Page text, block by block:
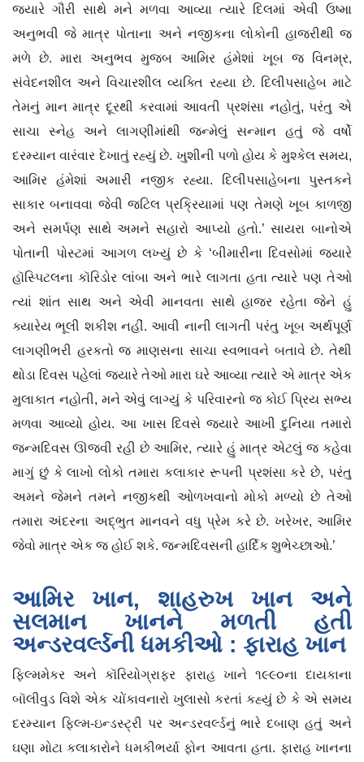
જ્યારે ગૌરી સાથે મને મળવા આવ્યા ત્યારે દિલમાં એવી ઉષ્મા
અનુભવી જે માત્ર પોતાના અને નજીકના લોકોની હાજરીથી જ
મળે છે. મારા અનુભવ મુજબ આમિર હંમેશાં ખૂબ જ વિનમ્ર,
સંવેદનશીલ અને વિચારશીલ વ્યક્તિ રહ્યા છે. દિલીપસાહેબ માટે
તેમનું માન માત્ર દૂરથી કરવામાં આવતી પ્રશંસા નહોતું, પરંતુ એ
સાચા સ્નેહ અને લાગણીમાંથી જન્મેલું સન્માન હતું જે વર્ષો
દરમ્યાન વારંવાર દેખાતું રહ્યું છે. ખુશીની પળો હોય કે મુશ્કેલ સમય,
આમિર હંમેશાં અમારી નજીક રહ્યા. દિલીપસાહેબના પુસ્તકને
સાકાર બનાવવા જેવી જટિલ પ્રક્રિયામાં પણ તેમણે ખૂબ કાળજી
અને સમર્પણ સાથે અમને સહારો આપ્યો હતો.’ સાયરા બાનોએ
પોતાની પોસ્ટમાં આગળ લખ્યું છે કે ‘બીમારીના દિવસોમાં જ્યારે
હૉસ્પિટલના કૉરિડોર લાંબા અને ભારે લાગતા હતા ત્યારે પણ તેઓ
ત્યાં શાંત સાથ અને એવી માનવતા સાથે હાજર રહેતા જેને હું
ક્યારેય ભૂલી શકીશ નહીં. આવી નાની લાગતી પરંતુ ખૂબ અર્થપૂર્ણ
લાગણીભરી હરકતો જ માણસના સાચા સ્વભાવને બતાવે છે. તેથી
થોડા દિવસ પહેલાં જ્યારે તેઓ મારા ઘરે આવ્યા ત્યારે એ માત્ર એક
મુલાકાત નહોતી, મને એવું લાગ્યું કે પરિવારનો જ કોઈ પ્રિય સભ્ય
મળવા આવ્યો હોય. આ ખાસ દિવસે જ્યારે આખી દુનિયા તમારો
જન્મદિવસ ઊજવી રહી છે આમિર, ત્યારે હું માત્ર એટલું જ કહેવા
માગું છું કે લાખો લોકો તમારા કલાકાર રૂપની પ્રશંસા કરે છે, પરંતુ
અમને જેમને તમને નજીકથી ઓળખવાનો મોકો મળ્યો છે તેઓ
તમારા અંદરના અદ્ભુત માનવને વધુ પ્રેમ કરે છે. ખરેખર, આમિર
જેવો માત્ર એક જ હોઈ શકે. જન્મદિવસની હાર્દિક શુભેચ્છાઓ.’
આમિર ખાન, શાહરુખ ખાન અને
સલમાન ખાનને મળતી હતી
અન્ડરવર્લ્ડની ધમકીઓ : ફારાહ ખાન
ફિલ્મમેકર અને કૉરિયોગ્રાફર ફારાહ ખાને ૧૯૯૦ના દાયકાના
બૉલીવુડ વિશે એક ચોંકાવનારો ખુલાસો કરતાં કહ્યું છે કે એ સમય
દરમ્યાન ફિલ્મ-ઇન્ડસ્ટ્રી પર અન્ડરવર્લ્ડનું ભારે દબાણ હતું અને
ઘણા મોટા કલાકારોને ધમકીભર્યા ફોન આવતા હતા. ફારાહ ખાનના